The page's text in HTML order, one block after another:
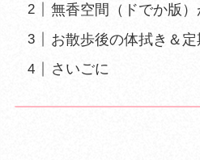
無香空間（ドでか版）
お散歩後の体拭き＆
さいごに